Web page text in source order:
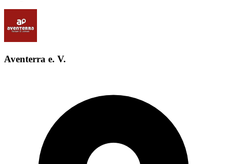
Aventerra e. V.